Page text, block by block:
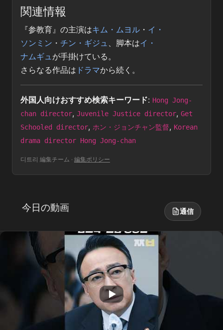
関連情報
『参教育』の主演はキム・ムヨル ・ イ・
ソンミン ・ チン・ギジュ 、脚本はイ・
ナムギュが手掛けている。
さらなる作品は ドラマから続く。
外国人向けおすすめ検索キーワード: Hong Jong-
chan director, Juvenile Justice director, Get
Schooled director, ホン・ジョンチャン監督, Korean
drama director Hong Jong-chan
디트리 編集チーム · 編集ポリシー
今日の動画 通信